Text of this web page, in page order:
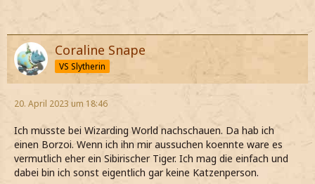
Coraline Snape
VS Slytherin
20. April 2023 um 18:46
Ich musste bei Wizarding World nachschauen. Da hab ich
einen Borzoi. Wenn ich ihn mir aussuchen koennte ware es
vermutlich eher ein Sibirischer Tiger. Ich mag die einfach und
dabei bin ich sonst eigentlich gar keine Katzenperson.